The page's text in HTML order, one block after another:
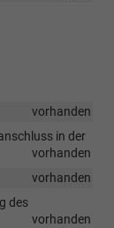
vorhanden
in der
vorhanden
vorhanden
des
vorhanden